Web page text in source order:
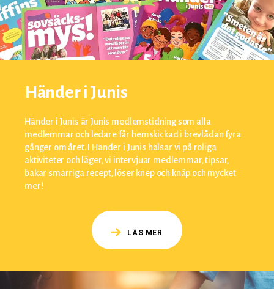
Händer i Junis
Händer i Junis är Junis medlemstidning som alla
medlemmar och ledare får hemskickad i brevlådan fyra
gånger om året. I Händer i Junis hälsar vi på roliga
aktiviteter och läger, vi intervjuar medlemmar, tipsar,
bakar smarriga recept, löser knep och knåp och mycket
mer!
LÄS MER